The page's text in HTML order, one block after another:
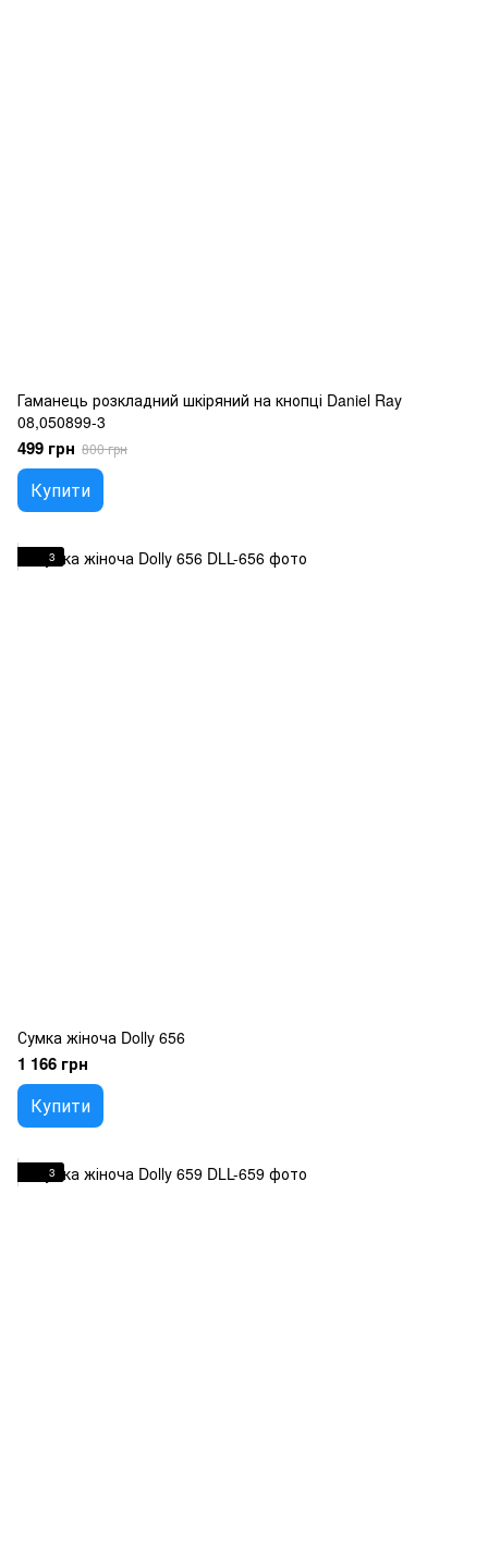
Гаманець розкладний шкіряний на кнопці Daniel Ray
08,050899-3
499 грн 800 грн
Купити
3
Сумка жіноча Dolly 656
1 166 грн
Купити
3